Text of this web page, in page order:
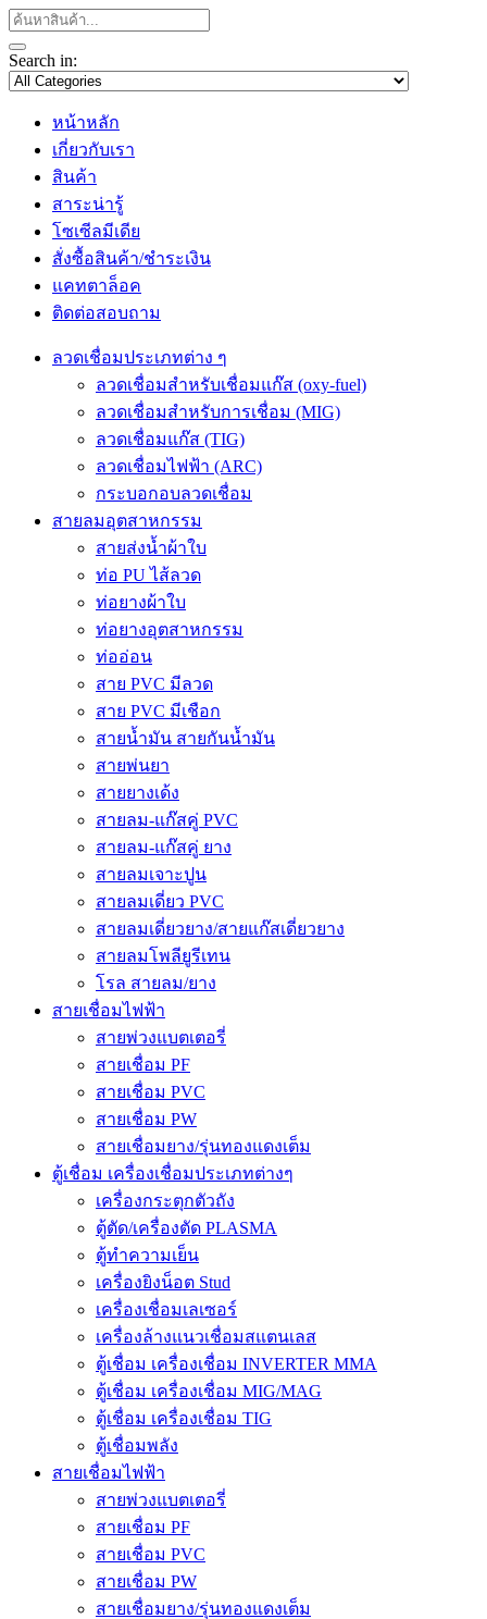
Search in:
หน้าหลัก
เกี่ยวกับเรา
สินค้า
สาระน่ารู้
โซเซีลมีเดีย
สั่งซื้อสินค้า/ชำระเงิน
แคทตาล็อค
ติดต่อสอบถาม
ลวดเชื่อมประเภทต่าง ๆ
ลวดเชื่อมสำหรับเชื่อมแก๊ส (oxy-fuel)
ลวดเชื่อมสำหรับการเชื่อม (MIG)
ลวดเชื่อมแก๊ส (TIG)
ลวดเชื่อมไฟฟ้า (ARC)
กระบอกอบลวดเชื่อม
สายลมอุตสาหกรรม
สายส่งน้ำผ้าใบ
ท่อ PU ไส้ลวด
ท่อยางผ้าใบ
ท่อยางอุตสาหกรรม
ท่ออ่อน
สาย PVC มีลวด
สาย PVC มีเชือก
สายน้ำมัน สายกันน้ำมัน
สายพ่นยา
สายยางเด้ง
สายลม-แก๊สคู่ PVC
สายลม-แก๊สคู่ ยาง
สายลมเจาะปูน
สายลมเดี่ยว PVC
สายลมเดี่ยวยาง/สายแก๊สเดี่ยวยาง
สายลมโพลียูรีเทน
โรล สายลม/ยาง
สายเชื่อมไฟฟ้า
สายพ่วงแบตเตอรี่
สายเชื่อม PF
สายเชื่อม PVC
สายเชื่อม PW
สายเชื่อมยาง/รุ่นทองแดงเต็ม
ตู้เชื่อม เครื่องเชื่อมประเภทต่างๆ
เครื่องกระตุกตัวถัง
ตู้ตัด/เครื่องตัด PLASMA
ตู้ทำความเย็น
เครื่องยิงน็อต Stud
เครื่องเชื่อมเลเซอร์
เครื่องล้างแนวเชื่อมสแตนเลส
ตู้เชื่อม เครื่องเชื่อม INVERTER MMA
ตู้เชื่อม เครื่องเชื่อม MIG/MAG
ตู้เชื่อม เครื่องเชื่อม TIG
ตู้เชื่อมพลัง
สายเชื่อมไฟฟ้า
สายพ่วงแบตเตอรี่
สายเชื่อม PF
สายเชื่อม PVC
สายเชื่อม PW
สายเชื่อมยาง/รุ่นทองแดงเต็ม